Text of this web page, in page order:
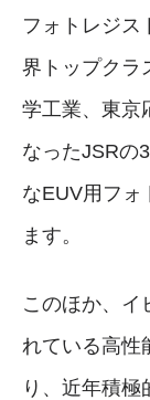
フォトレジス
界トップクラ
学工業、東京
なったJSRの
なEUV用フォ
ます。
このほか、イ
れている高性
り、近年積極